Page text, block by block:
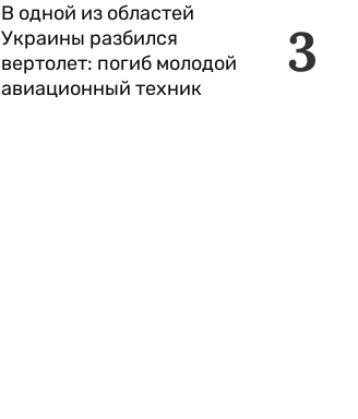
3
В одной из областей
Украины разбился
вертолет: погиб молодой
авиационный техник